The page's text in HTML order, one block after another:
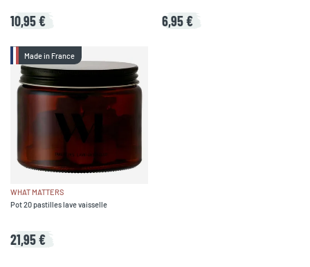
10,95 € 6,95 €
Made in France
WHAT MATTERS
Pot 20 pastilles lave vaisselle
21,95 €